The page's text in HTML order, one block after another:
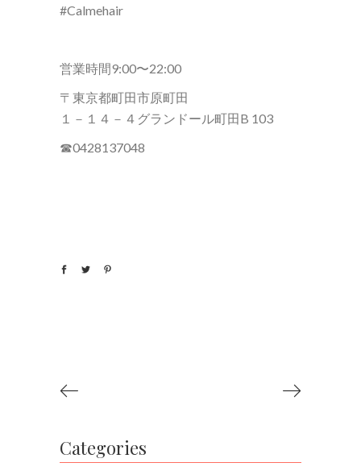
#Calmehair
営業時間9:00〜22:00
〒東京都町田市原町田
１－１４－４グランドール町田B 103
☎︎0428137048
Categories